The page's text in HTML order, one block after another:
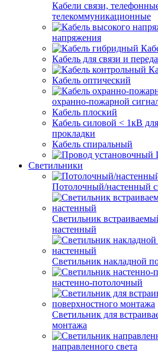
Кабели связи,
телекоммуникационные
напряжения
Кабель для связи и
Кабель оптический
охранно-пожарной
Кабель плоский
Кабель силовой < 1кВ
прокладки
Кабель спиральный
Светильники
Потолочный/настенный
Светильник
настенный
Светильник накладной
настенно-потолочный
Светильник для
монтажа
направленного света